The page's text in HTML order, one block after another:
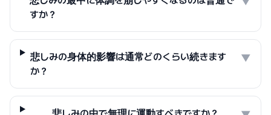
すか？
悲しみの身体的影響は通常どのくらい続きます
か？
▼